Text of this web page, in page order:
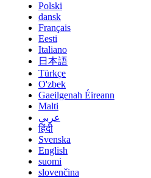
Polski
dansk
Français
Eesti
Italiano
日本語
Türkçe
O'zbek
Gaeilgenah Éireann
Malti
عربي
हिंदी
Svenska
English
suomi
slovenčina